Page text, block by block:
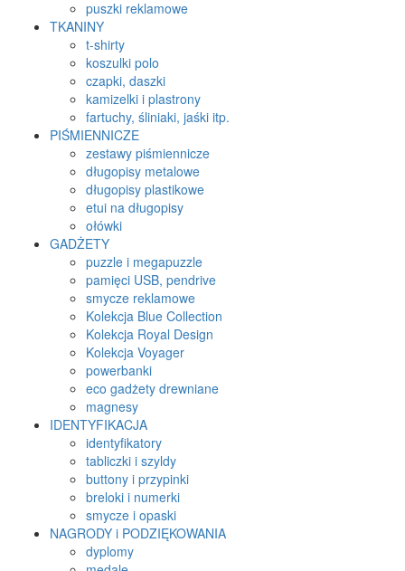
puszki reklamowe
TKANINY
t-shirty
koszulki polo
czapki, daszki
kamizelki i plastrony
fartuchy, śliniaki, jaśki itp.
PIŚMIENNICZE
zestawy piśmiennicze
długopisy metalowe
długopisy plastikowe
etui na długopisy
ołówki
GADŻETY
puzzle i megapuzzle
pamięci USB, pendrive
smycze reklamowe
Kolekcja Blue Collection
Kolekcja Royal Design
Kolekcja Voyager
powerbanki
eco gadżety drewniane
magnesy
IDENTYFIKACJA
identyfikatory
tabliczki i szyldy
buttony i przypinki
breloki i numerki
smycze i opaski
NAGRODY i PODZIĘKOWANIA
dyplomy